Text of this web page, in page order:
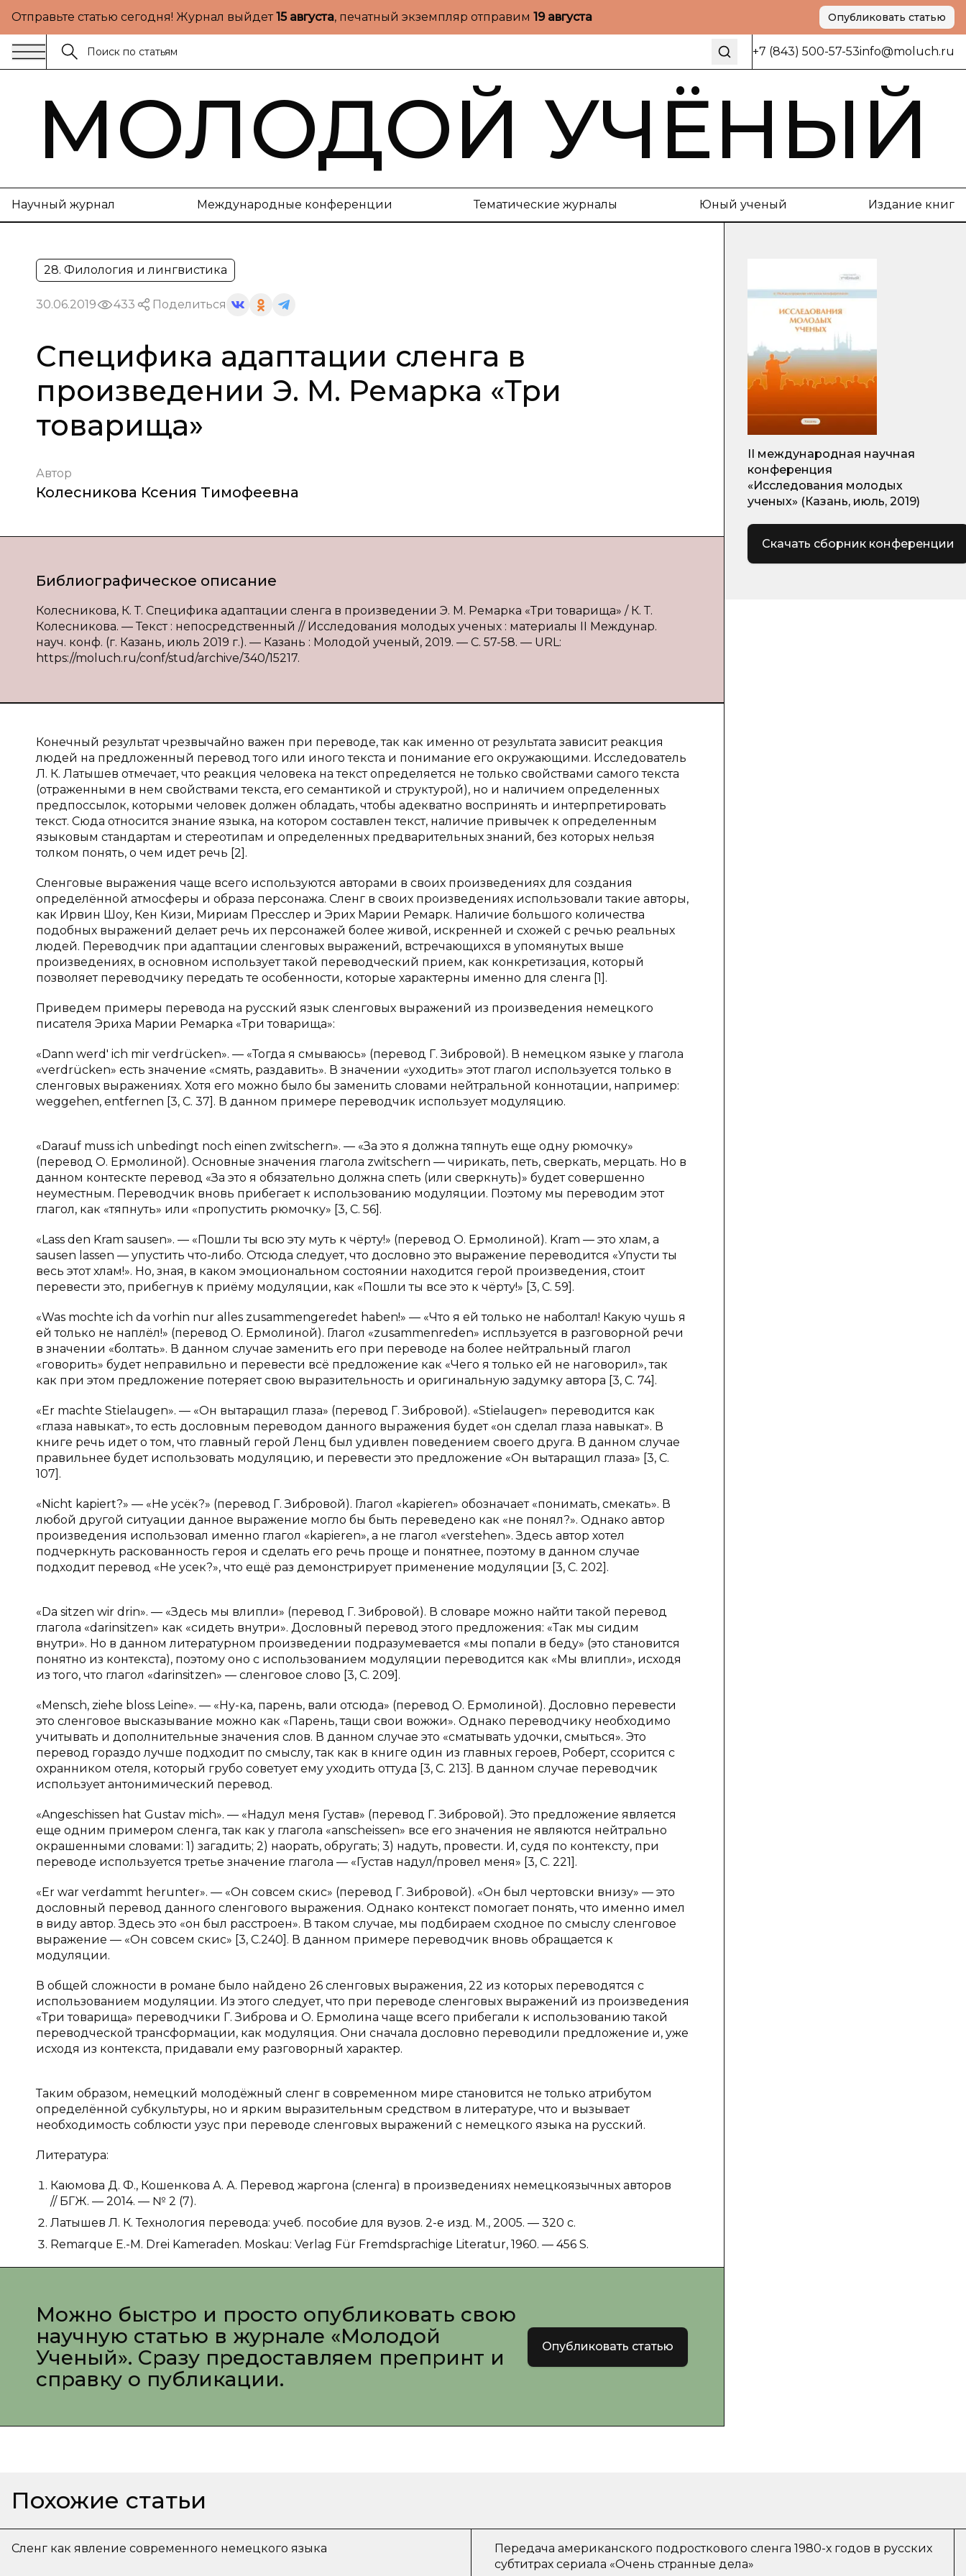
Отправьте статью сегодня! Журнал выйдет15 августа, печатный экземпляр отправим 19 августа Опубликовать статью
+7 (843) 500-57-53info@moluch.ru
МОЛОДОЙ УЧЁНЫЙ
Научный журнал Международные конференции Тематические журналы Юный ученый Издание книг
28. Филология и лингвистика
30.06.2019 433 Поделиться
Специфика адаптации сленга в
произведении Э. М. Ремарка «Три
товарища»
Автор
Колесникова Ксения Тимофеевна
Библиографическое описание
Колесникова, К. Т. Специфика адаптации сленга в произведении Э. М. Ремарка «Три товарища» / К. Т.
Колесникова. — Текст : непосредственный // Исследования молодых ученых : материалы II Междунар.
науч. конф. (г. Казань, июль 2019 г.). — Казань : Молодой ученый, 2019. — С. 57-58. — URL:
https://moluch.ru/conf/stud/archive/340/15217.
Конечный результат чрезвычайно важен при переводе, так как именно от результата зависит реакция
людей на предложенный перевод того или иного текста и понимание его окружающими. Исследователь
Л. К. Латышев отмечает, что реакция человека на текст определяется не только свойствами самого текста
(отраженными в нем свойствами текста, его семантикой и структурой), но и наличием определенных
предпоссылок, которыми человек должен обладать, чтобы адекватно воспринять и интерпретировать
текст. Сюда относится знание языка, на котором составлен текст, наличие привычек к определенным
языковым стандартам и стереотипам и определенных предварительных знаний, без которых нельзя
толком понять, о чем идет речь [2].
Сленговые выражения чаще всего используются авторами в своих произведениях для создания
определённой атмосферы и образа персонажа. Сленг в своих произведениях использовали такие авторы,
как Ирвин Шоу, Кен Кизи, Мириам Пресслер и Эрих Марии Ремарк. Наличие большого количества
подобных выражений делает речь их персонажей более живой, искренней и схожей с речью реальных
людей. Переводчик при адаптации сленговых выражений, встречающихся в упомянутых выше
произведениях, в основном использует такой переводческий прием, как конкретизация, который
позволяет переводчику передать те особенности, которые характерны именно для сленга [1].
Приведем примеры перевода на русский язык сленговых выражений из произведения немецкого
писателя Эриха Марии Ремарка «Три товарища»:
«Dann werd' ich mir verdrücken». — «Тогда я смываюсь» (перевод Г. Зибровой). В немецком языке у глагола
«verdrücken» есть значение «смять, раздавить». В значении «уходить» этот глагол используется только в
сленговых выражениях. Хотя его можно было бы заменить словами нейтральной коннотации, например:
weggehen, entfernen [3, С. 37]. В данном примере переводчик использует модуляцию.
«Darauf muss ich unbedingt noch einen zwitschern». — «За это я должна тяпнуть еще одну рюмочку»
(перевод О. Ермолиной). Основные значения глагола zwitschern — чирикать, петь, сверкать, мерцать. Но в
данном контескте перевод «За это я обязательно должна спеть (или сверкнуть)» будет совершенно
неуместным. Переводчик вновь прибегает к использованию модуляции. Поэтому мы переводим этот
глагол, как «тяпнуть» или «пропустить рюмочку» [3, С. 56].
«Lass den Kram sausen». — «Пошли ты всю эту муть к чёрту!» (перевод О. Ермолиной). Kram — это хлам, а
sausen lassen — упустить что-либо. Отсюда следует, что дословно это выражение переводится «Упусти ты
весь этот хлам!». Но, зная, в каком эмоциональном состоянии находится герой произведения, стоит
перевести это, прибегнув к приёму модуляции, как «Пошли ты все это к чёрту!» [3, С. 59].
«Was mochte ich da vorhin nur alles zusammengeredet haben!» — «Что я ей только не наболтал! Какую чушь я
ей только не наплёл!» (перевод О. Ермолиной). Глагол «zusammenreden» испльзуется в разговорной речи
в значении «болтать». В данном случае заменить его при переводе на более нейтральный глагол
«говорить» будет неправильно и перевести всё предложение как «Чего я только ей не наговорил», так
как при этом предложение потеряет свою выразительность и оригинальную задумку автора [3, С. 74].
«Er machte Stielaugen». — «Он вытаращил глаза» (перевод Г. Зибровой). «Stielaugen» переводится как
«глаза навыкат», то есть дословным переводом данного выражения будет «он сделал глаза навыкат». В
книге речь идет о том, что главный герой Ленц был удивлен поведением своего друга. В данном случае
правильнее будет использовать модуляцию, и перевести это предложение «Он вытаращил глаза» [3, С.
107].
«Nicht kapiert?» — «Не усёк?» (перевод Г. Зибровой). Глагол «kapieren» обозначает «понимать, смекать». В
любой другой ситуации данное выражение могло бы быть переведено как «не понял?». Однако автор
произведения использовал именно глагол «kapieren», а не глагол «verstehen». Здесь автор хотел
подчеркнуть раскованность героя и сделать его речь проще и понятнее, поэтому в данном случае
подходит перевод «Не усек?», что ещё раз демонстрирует применение модуляции [3, С. 202].
«Da sitzen wir drin». — «Здесь мы влипли» (перевод Г. Зибровой). В словаре можно найти такой перевод
глагола «darinsitzen» как «сидеть внутри». Дословный перевод этого предложения: «Так мы сидим
внутри». Но в данном литературном произведении подразумевается «мы попали в беду» (это становится
понятно из контекста), поэтому оно с использованием модуляции переводится как «Мы влипли», исходя
из того, что глагол «darinsitzen» — сленговое слово [3, С. 209].
«Mensch, ziehe bloss Leine». — «Ну-ка, парень, вали отсюда» (перевод О. Ермолиной). Дословно перевести
это сленговое высказывание можно как «Парень, тащи свои вожжи». Однако переводчику необходимо
учитывать и дополнительные значения слов. В данном случае это «сматывать удочки, смыться». Это
перевод гораздо лучше подходит по смыслу, так как в книге один из главных героев, Роберт, ссорится с
охранником отеля, который грубо советует ему уходить оттуда [3, С. 213]. В данном случае переводчик
использует антонимический перевод.
«Angeschissen hat Gustav mich». — «Надул меня Густав» (перевод Г. Зибровой). Это предложение является
еще одним примером сленга, так как у глагола «anscheissen» все его значения не являются нейтрально
окрашенными словами: 1) загадить; 2) наорать, обругать; 3) надуть, провести. И, судя по контексту, при
переводе используется третье значение глагола — «Густав надул/провел меня» [3, С. 221].
«Er war verdammt herunter». — «Он совсем скис» (перевод Г. Зибровой). «Он был чертовски внизу» — это
дословный перевод данного сленгового выражения. Однако контекст помогает понять, что именно имел
в виду автор. Здесь это «он был расстроен». В таком случае, мы подбираем сходное по смыслу сленговое
выражение — «Он совсем скис» [3, С.240]. В данном примере переводчик вновь обращается к
модуляции.
В общей сложности в романе было найдено 26 сленговых выражения, 22 из которых переводятся с
использованием модуляции. Из этого следует, что при переводе сленговых выражений из произведения
«Три товарища» переводчики Г. Зиброва и О. Ермолина чаще всего прибегали к использованию такой
переводческой трансформации, как модуляция. Они сначала дословно переводили предложение и, уже
исходя из контекста, придавали ему разговорный характер.
Таким образом, немецкий молодёжный сленг в современном мире становится не только атрибутом
определённой субкультуры, но и ярким выразительным средством в литературе, что и вызывает
необходимость соблюсти узус при переводе сленговых выражений с немецкого языка на русский.
Литература:
Каюмова Д. Ф., Кошенкова А. А. Перевод жаргона (сленга) в произведениях немецкоязычных авторов
// БГЖ. — 2014. — № 2 (7).
Латышев Л. К. Технология перевода: учеб. пособие для вузов. 2-е изд. М., 2005. — 320 с.
Remarque E.-M. Drei Kameraden. Moskau: Verlag Für Fremdsprachige Literatur, 1960. — 456 S.
Можно быстро и просто опубликовать свою
научную статью в журнале «Молодой
Ученый». Сразу предоставляем препринт и
справку о публикации.
Опубликовать статью
II международная научная
конференция
«Исследования молодых
ученых» (Казань, июль, 2019)
Скачать сборник конференции
Похожие статьи
Сленг как явление современного немецкого языка
Передача американского подросткового сленга 1980-х годов в русских
субтитрах сериала «Очень странные дела»